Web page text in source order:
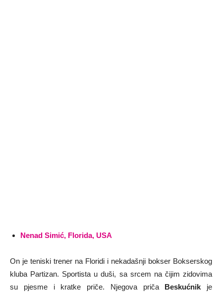
Nenad Simić, Florida, USA
On je teniski trener na Floridi i nekadašnji bokser Bokserskog
kluba Partizan. Sportista u duši, sa srcem na čijim zidovima
su pjesme i kratke priče. Njegova priča Beskućnik je